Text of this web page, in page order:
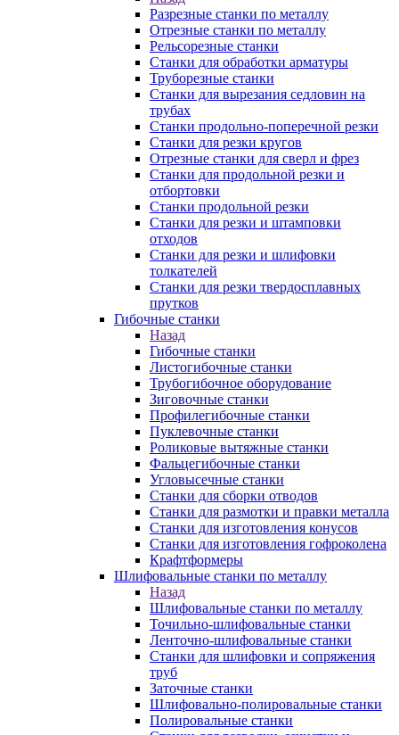
Разрезные станки по металлу
Отрезные станки по металлу
Рельсорезные станки
Станки для обработки арматуры
Труборезные станки
Станки для вырезания седловин на
трубаx
Станки продольно-поперечной резки
Станки для резки кругов
Отрезные станки для сверл и фрез
Станки для продольной резки и
отбортовки
Станки продольной резки
Станки для резки и штамповки
отходов
Станки для резки и шлифовки
толкателей
Станки для резки твердосплавных
прутков
Гибочные станки
Назад
Гибочные станки
Листогибочные станки
Трубогибочное оборудование
Зиговочные станки
Профилегибочные станки
Пуклевочные станки
Роликовые вытяжные станки
Фальцегибочные станки
Угловысечные станки
Станки для сборки отводов
Станки для размотки и правки металла
Станки для изготовления конусов
Станки для изготовления гофроколена
Крафтформеры
Шлифовальные станки по металлу
Назад
Шлифовальные станки по металлу
Точильно-шлифовальные станки
Ленточно-шлифовальные станки
Станки для шлифовки и сопряжения
труб
Заточные станки
Шлифовально-полировальные станки
Полировальные станки